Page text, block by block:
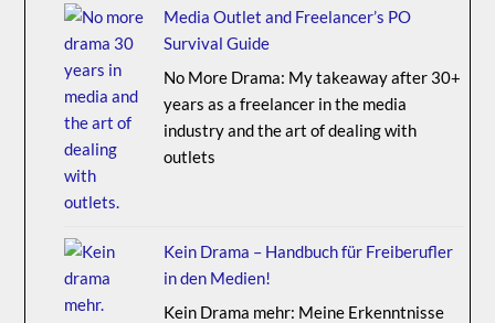
Media Outlet and Freelancer’s PO
Survival Guide
No More Drama: My takeaway after 30+
years as a freelancer in the media
industry and the art of dealing with
outlets
Kein Drama – Handbuch für Freiberufler
in den Medien!
Kein Drama mehr: Meine Erkenntnisse